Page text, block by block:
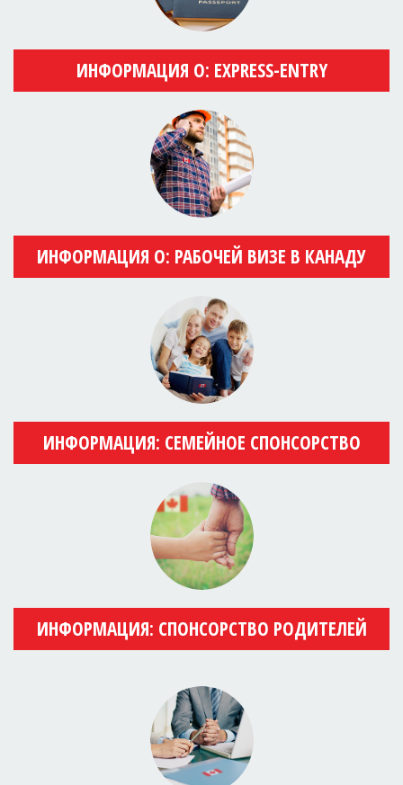
ИНФОРМАЦИЯ О: EXPRESS-ENTRY
ИНФОРМАЦИЯ О: РАБОЧЕЙ ВИЗЕ В КАНАДУ
ИНФОРМАЦИЯ: СЕМЕЙНОЕ СПОНСОРСТВО
ИНФОРМАЦИЯ: СПОНСОРСТВО РОДИТЕЛЕЙ